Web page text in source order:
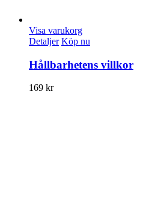
Visa varukorg
Detaljer Köp nu
Hållbarhetens villkor
169 kr